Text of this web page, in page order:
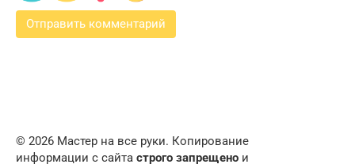
© 2026 Мастер на все руки. Копирование
информации с сайта строго запрещено и